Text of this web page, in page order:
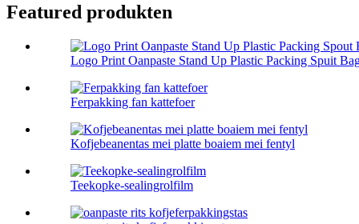
Featured produkten
Logo Print Oanpaste Stand Up Plastic Packing Spuit
Ferpakking fan kattefoer
Kofjebeanentas mei platte boaiem mei fentyl
Teekopke-sealingrolfilm